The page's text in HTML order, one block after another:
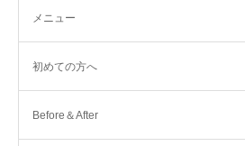
メニュー
初めての方へ
Before＆After